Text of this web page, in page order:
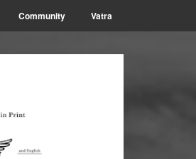
Community Vatra